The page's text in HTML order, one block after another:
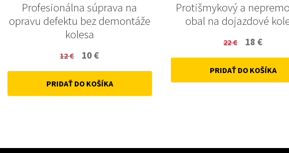
Profesionálna súprava na
opravu defektu bez demontáže
kolesa
12€
Original
price
was:
10 €
price
is:
PRIDAŤ DO KOŠÍKA
Protišmykový a
obal na dojazdové
22€
Original
price
was:
18 €
price
is:
PRIDAŤ DO KOŠÍKA